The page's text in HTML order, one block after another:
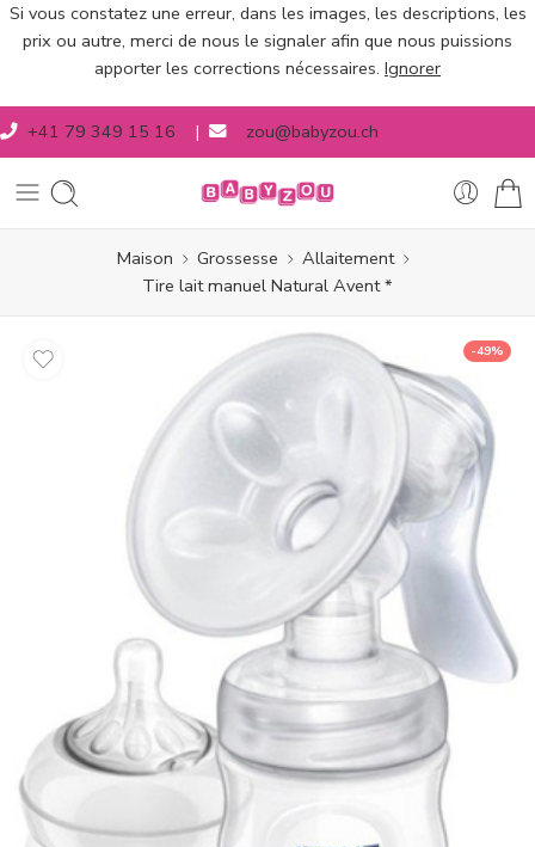
Si vous constatez une erreur, dans les images, les descriptions, les
prix ou autre, merci de nous le signaler afin que nous puissions
apporter les corrections nécessaires. Ignorer
+41 79 349 15 16 | zou@babyzou.ch
Maison Grossesse
Allaitement
Tire lait manuel Natural Avent *
-49%